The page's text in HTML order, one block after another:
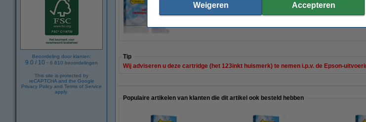
Beoordeling door klanten:
9.0 / 10 - 6.610 beoordelingen
This site is protected by
reCAPTCHA and the Google
Privacy Policy and Terms of Service
apply.
Epson T0344 inktcartridge geel (123inkt huismerk)
€ 9,50
Tip
Wij adviseren u deze cartridge (het 123inkt huismerk) te nemen i.p.v. de Epson-
Populaire artikelen van klanten die dit artikel ook besteld hebben
Weigeren Accepteren